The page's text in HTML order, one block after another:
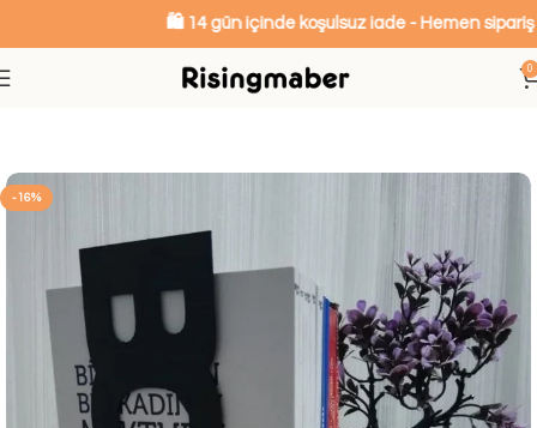
🛍️ 14 gün içinde koşulsuz iade - Hemen sipariş
0
-16%